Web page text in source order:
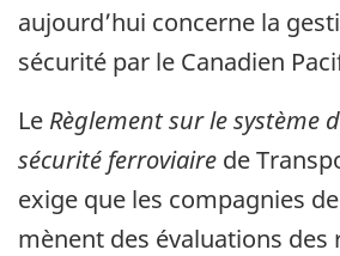
aujourd’hui concerne la
sécurité par le Canadien
Le Règlement sur le système
sécurité ferroviaire de
exige que les compagnies
mènent des évaluations des